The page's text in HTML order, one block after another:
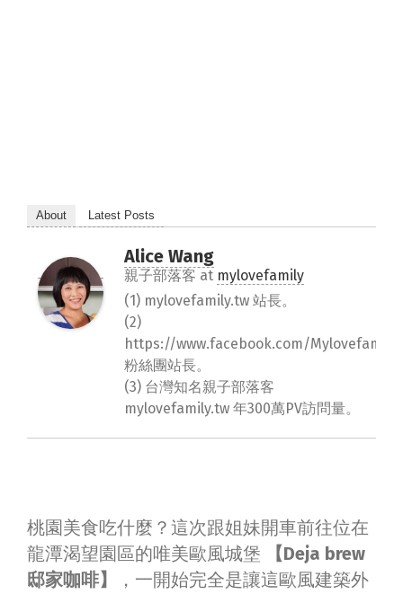
About Latest Posts
Alice Wang
親子部落客 at mylovefamily
(1) mylovefamily.tw 站長。
(2)
https://www.facebook.com/
粉絲團站長。
(3) 台灣知名親子部落客
mylovefamily.tw 年300萬PV訪問量。
桃園美食吃什麼？這次跟姐妹開車前往位在
龍潭渴望園區的唯美歐風城堡
【Deja brew
邸家咖啡】
，一開始完全是讓這歐風建築外